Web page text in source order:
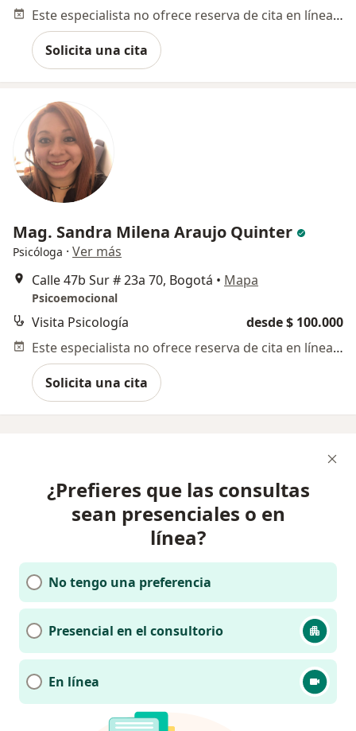
Este especialista no ofrece reserva de cita en línea en esta dirección.
Solicita una cita
Mag. Sandra Milena Araujo Quinter
Psicóloga · Ver más
Calle 47b Sur # 23a 70, Bogotá • Mapa
Psicoemocional
Visita Psicología
desde $ 100.000
Este especialista no ofrece reserva de cita en línea en esta dirección.
Solicita una cita
¿Prefieres que las consultas
sean presenciales o en
línea?
No tengo una preferencia
Presencial en el consultorio
En línea